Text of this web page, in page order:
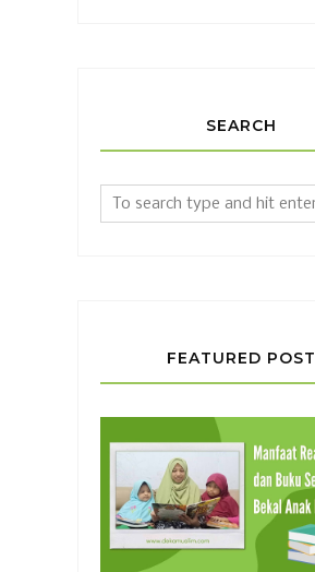
SEARCH
FEATURED POST